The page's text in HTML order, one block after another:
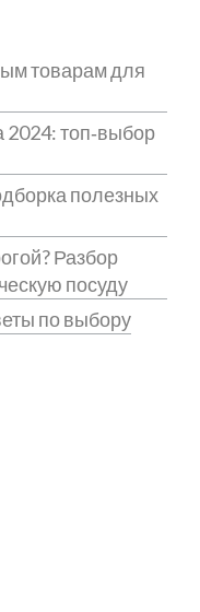
товарам для
топ‑выбор
полезных
Разбор
посуду
по выбору